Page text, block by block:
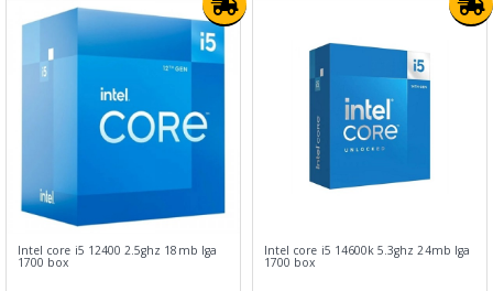
Intel core i5 12400 2.5ghz 18mb lga
1700 box
Intel core i5 14600k 5.3ghz 24mb lga
1700 box